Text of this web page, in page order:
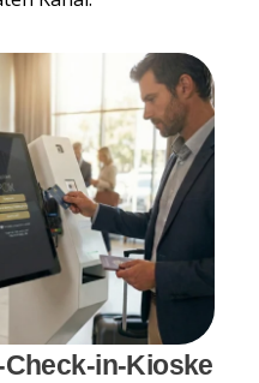
in-Kioske